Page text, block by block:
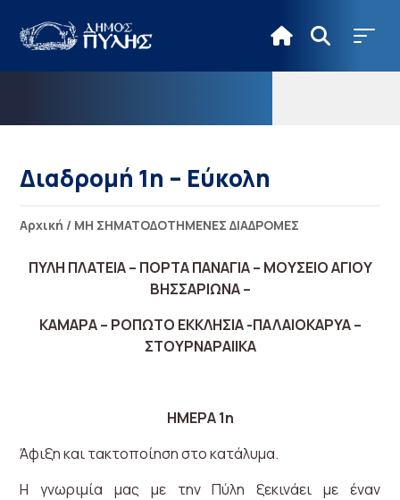
Διαδρομή 1η – Εύκολη
Αρχική / ΜΗ ΣΗΜΑΤΟΔΟΤΗΜΕΝΕΣ ΔΙΑΔΡΟΜΕΣ
ΠΥΛΗ ΠΛΑΤΕΙΑ – ΠΟΡΤΑ ΠΑΝΑΓΙΑ – ΜΟΥΣΕΙΟ ΑΓΙΟΥ
ΒΗΣΣΑΡΙΩΝΑ –
ΚΑΜΑΡΑ – ΡΟΠΩΤΟ ΕΚΚΛΗΣΙΑ -ΠΑΛΑΙΟΚΑΡΥΑ –
ΣΤΟΥΡΝΑΡΑΙΙΚΑ
ΗΜΕΡΑ 1η
Άφιξη και τακτοποίηση στο κατάλυμα.
Η γνωριμία μας με την Πύλη ξεκινάει με έναν